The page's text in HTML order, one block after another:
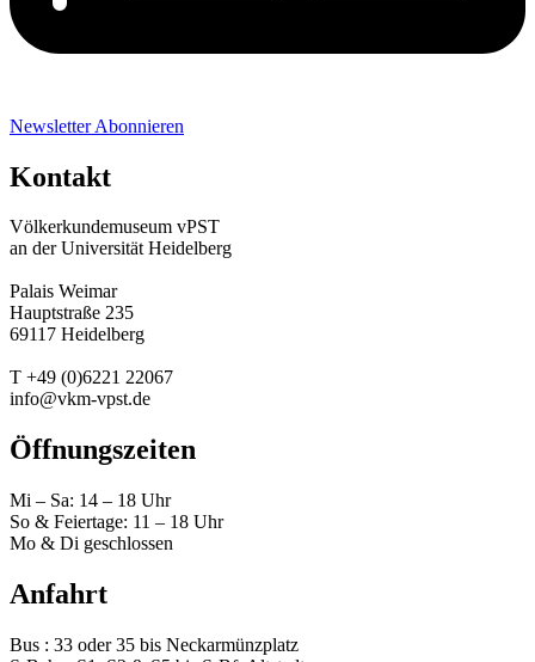
Newsletter Abonnieren
Kontakt
Völkerkundemuseum vPST
an der Universität Heidelberg
Palais Weimar
Hauptstraße 235
69117 Heidelberg
T +49 (0)6221 22067
info@vkm-vpst.de
Öffnungszeiten
Mi – Sa: 14 – 18 Uhr
So & Feiertage: 11 – 18 Uhr
Mo & Di geschlossen
Anfahrt
Bus : 33 oder 35 bis Neckarmünzplatz